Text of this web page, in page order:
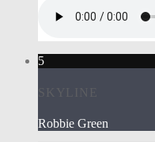
5
SKYLINE
Robbie Green